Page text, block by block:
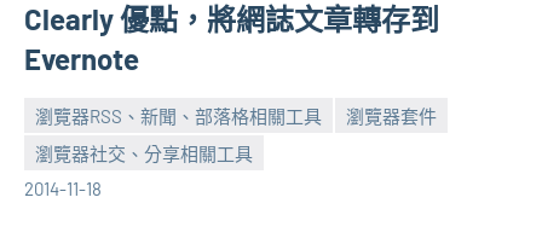
Clearly 優點，將網誌文章轉存到
Evernote
瀏覽器RSS、新聞、部落格相關工具
瀏覽器套件
瀏覽器社交、分享相關工具
2014-11-18
張
海
No
comments